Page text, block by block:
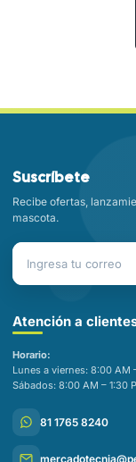
Suscríbete
Recibe ofertas,
mascota.
Atención a
Horario:
Lunes a viernes: 8:00 AM
Sábados: 8:00 AM – 1:30
81 1765 8240